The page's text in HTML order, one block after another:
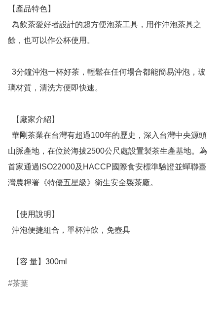
【產品特色】
餘，也可以作公杯使用。
璃材質，清洗方便即快速。
山脈產地，在位於海拔2500公尺處設置製茶生產基地。為
首家通過ISO22000及HACCP國際食安標準驗證並蟬聯臺
灣農糧署《特優五星級》衛生安全製茶廠。
  【容 量】300ml
茶葉